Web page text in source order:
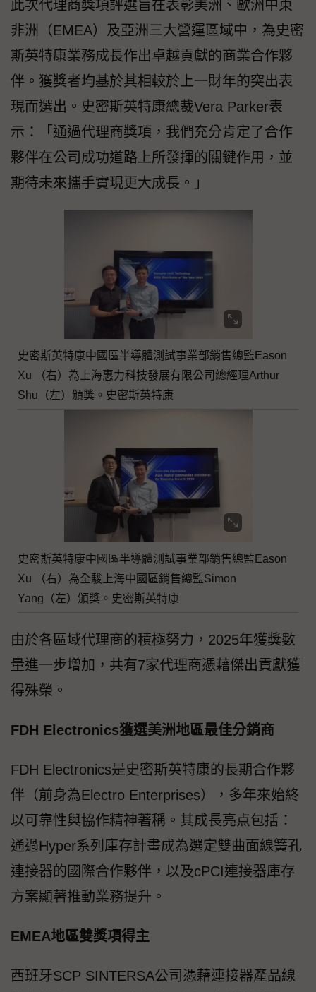
此次代理商獎項評選旨在表彰美洲、歐洲中東
非洲（EMEA）及亞洲三大營運區域中，為史密
斯英特康業務成長作出卓越貢獻的商業合作夥
伴。獲獎者均基於其相較於上一財年的突出表
現而選出。史密斯英特康總裁Vera Parker表
示：「通過代理商獎項，我們充分肯定了合作
夥伴在公司成功道路上所發揮的關鍵作用，並
期待未來攜手實現更大成長。」
史密斯英特康中國區半導體測試事業部銷售總監Eason
Xu （右）為上海惠力科技發展有限公司總經理Arthur
Shu（左）頒獎。史密斯英特康
史密斯英特康中國區半導體測試事業部銷售總監Eason
Xu （右）為全駿上海中國區銷售總監Simon
Yang（左）頒獎。史密斯英特康
由於各區域代理商的積極努力，2025年獲獎數
量進一步增加，共有7家代理商憑藉傑出貢獻獲
得殊榮。
FDH Electronics獲選美洲地區最佳分銷商
FDH Electronics是史密斯英特康的長期合作夥
伴（前身為Electro Enterprises），多年來始終
以可靠性與協作精神著稱。其成長亮点包括：
通過Hyper系列庫存計畫成為選定雙曲面線簧孔
連接器的國際合作夥伴，以及cPCI連接器庫存
方案顯著推動業務提升。
EMEA地區雙獎項得主
西班牙SCP SINTERSA公司憑藉連接器產品線